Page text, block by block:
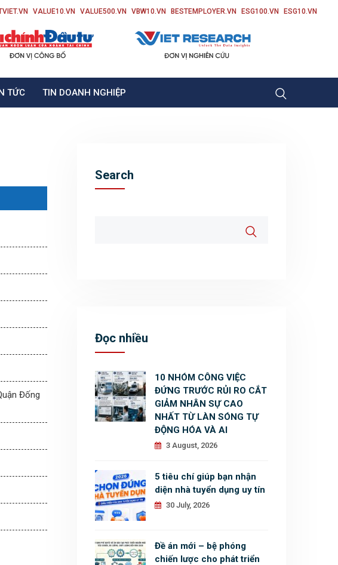
VALUE10.VN VALUE500.VN VBW10.VN BESTEMPLOYER.VN ESG100.VN ESG10.VN
TỨC TIN DOANH NGHIỆP
Đống
Search
Đọc nhiều
10 NHÓM CÔNG VIỆC
ĐỨNG TRƯỚC RỦI RO CẮT
GIẢM NHÂN SỰ CAO
NHẤT TỪ LÀN SÓNG TỰ
ĐỘNG HÓA VÀ AI
3 August, 2026
5 tiêu chí giúp bạn nhận
diện nhà tuyển dụng uy tín
30 July, 2026
Đề án mới – bệ phóng
chiến lược cho phát triển